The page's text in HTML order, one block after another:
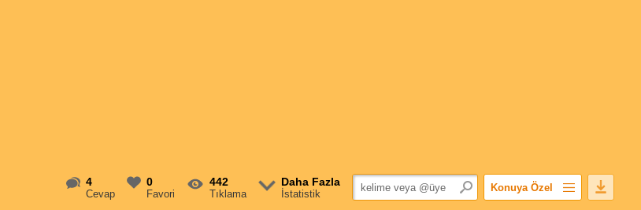
4
Cevap
0
Favori
442
Tıklama
Daha Fazla
İstatistik
Konuya Özel